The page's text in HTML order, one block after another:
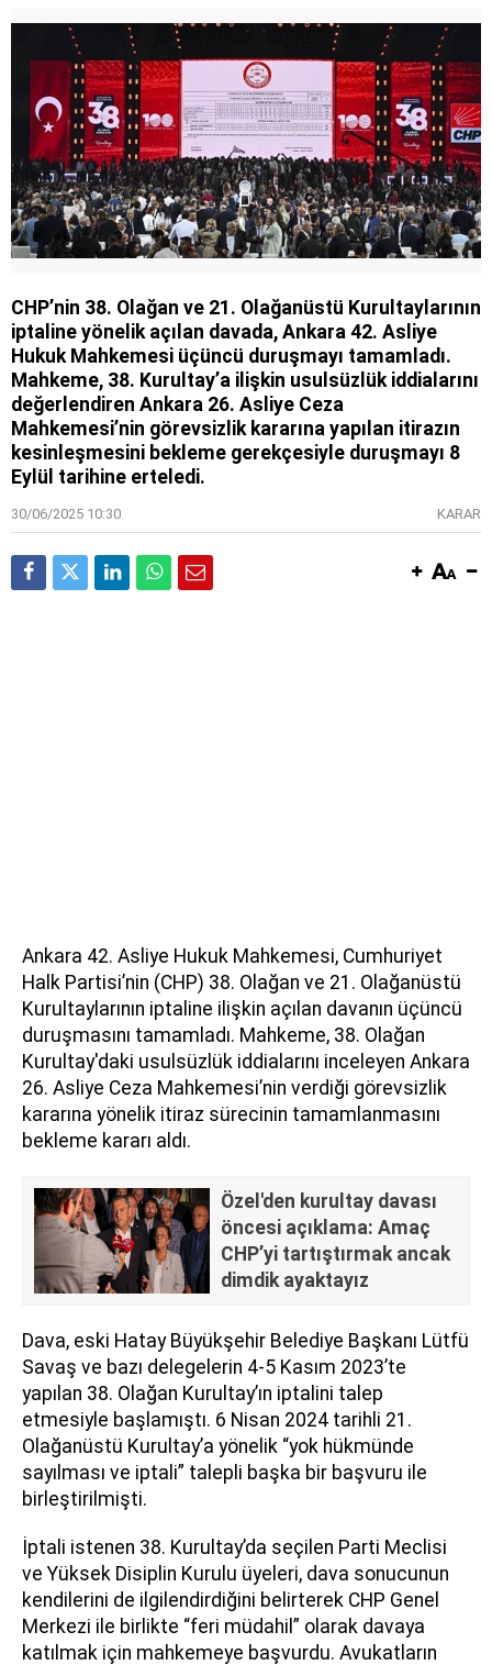
CHP’nin 38. Olağan ve 21. Olağanüstü Kurultaylarının
iptaline yönelik açılan davada, Ankara 42. Asliye
Hukuk Mahkemesi üçüncü duruşmayı tamamladı.
Mahkeme, 38. Kurultay’a ilişkin usulsüzlük iddialarını
değerlendiren Ankara 26. Asliye Ceza
Mahkemesi’nin görevsizlik kararına yapılan itirazın
kesinleşmesini bekleme gerekçesiyle duruşmayı 8
Eylül tarihine erteledi.
30/06/2025 10:30 KARAR
Ankara 42. Asliye Hukuk Mahkemesi, Cumhuriyet
Halk Partisi’nin (CHP) 38. Olağan ve 21. Olağanüstü
Kurultaylarının iptaline ilişkin açılan davanın üçüncü
duruşmasını tamamladı. Mahkeme, 38. Olağan
Kurultay'daki usulsüzlük iddialarını inceleyen Ankara
26. Asliye Ceza Mahkemesi’nin verdiği görevsizlik
kararına yönelik itiraz sürecinin tamamlanmasını
bekleme kararı aldı.
Özel'den kurultay davası
öncesi açıklama: Amaç
CHP’yi tartıştırmak ancak
dimdik ayaktayız
Dava, eski Hatay Büyükşehir Belediye Başkanı Lütfü
Savaş ve bazı delegelerin 4-5 Kasım 2023’te
yapılan 38. Olağan Kurultay’ın iptalini talep
etmesiyle başlamıştı. 6 Nisan 2024 tarihli 21.
Olağanüstü Kurultay’a yönelik “yok hükmünde
sayılması ve iptali” talepli başka bir başvuru ile
birleştirilmişti.
İptali istenen 38. Kurultay’da seçilen Parti Meclisi
ve Yüksek Disiplin Kurulu üyeleri, dava sonucunun
kendilerini de ilgilendirdiğini belirterek CHP Genel
Merkezi ile birlikte “feri müdahil” olarak davaya
katılmak için mahkemeye başvurdu. Avukatların